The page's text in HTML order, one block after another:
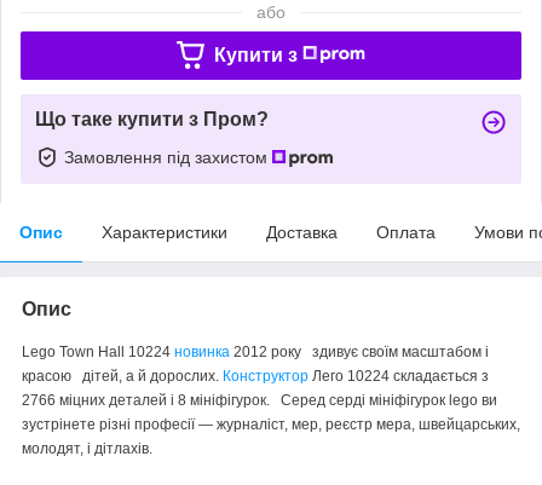
або
Купити з
Що таке купити з Пром?
Замовлення під захистом
Опис Характеристики Доставка Оплата Умови
Опис
Lego Town Hall 10224 новинка 2012 року здивує своїм масштабом і
красою дітей, а й дорослих. Конструктор Лего 10224 складається з
2766 міцних деталей і 8 мініфігурок. Серед серді мініфігурок lego ви
зустрінете різні професії — журналіст, мер, реєстр мера, швейцарських,
молодят, і дітлахів.